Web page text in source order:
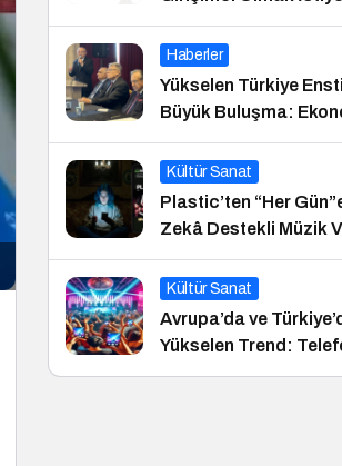
Haberler
Yükselen Türkiye
Büyük Buluşma:
Güvenlik Politikaları
Konferansı
Kültür Sanat
Plastic’ten “Her
Zekâ Destekli Müzik
Kültür Sanat
Avrupa’da ve
Yükselen Trend:
Gece Kulüpleri